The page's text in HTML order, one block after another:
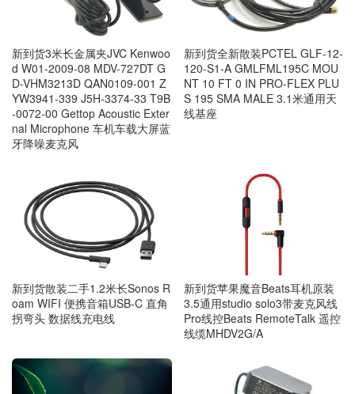
新到货3米长金属夹JVC Kenwoo
d W01-2009-08 MDV-727DT G
D-VHM3213D QAN0109-001 Z
YW3941-339 J5H-3374-33 T9B
-0072-00 Gettop Acoustic Exter
nal Microphone 车机车载大屏蓝
牙降噪麦克风
新到货全新散装PCTEL GLF-12-
120-S1-A GMLFML195C MOU
NT 10 FT 0 IN PRO-FLEX PLU
S 195 SMA MALE 3.1米通用天
线基座
新到货散装二手1.2米长Sonos R
oam WIFI 便携音箱USB-C 直角
拐弯头 数据线充电线
新到货苹果魔音Beats耳机原装
3.5通用studio solo3带麦克风线
Pro线控Beats RemoteTalk 遥控
线缆MHDV2G/A